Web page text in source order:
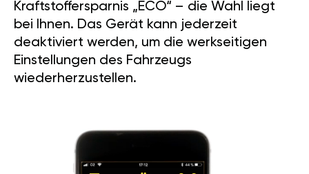
Kraftstoffersparnis „ECO“ – die Wahl liegt
bei Ihnen. Das Gerät kann jederzeit
deaktiviert werden, um die werkseitigen
Einstellungen des Fahrzeugs
wiederherzustellen.